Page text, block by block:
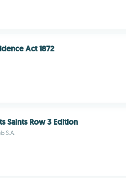
Act 1872
Saints Row 3 Edition
S.A.